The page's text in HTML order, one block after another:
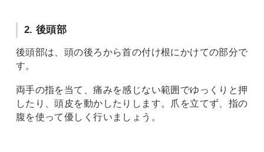
2. 後頭部
後頭部は、頭の後ろから首の付け根にかけての部分で
す。
両手の指を当て、痛みを感じない範囲でゆっくりと押
したり、頭皮を動かしたりします。爪を立てず、指の
腹を使って優しく行いましょう。